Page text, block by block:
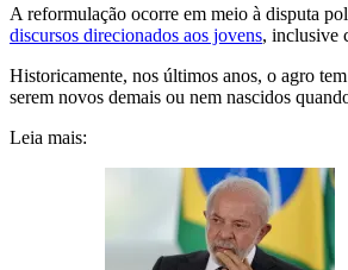
A reformulação ocorre em meio à disputa
discursos direcionados aos jovens, inclusive
Historicamente, nos últimos anos, o agro
serem novos demais ou nem nascidos
Leia mais: